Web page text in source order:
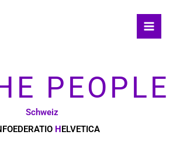
PEOPLE
Schweiz
HELVETICA